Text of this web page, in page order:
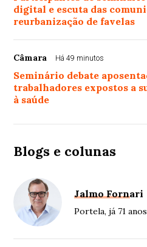
digital e escuta das
reurbanização de favelas
Câmara Há 49 minutos
Seminário debate
trabalhadores expostos a
à saúde
Blogs e colunas
Jalmo Fornari
Portela, já 71 anos